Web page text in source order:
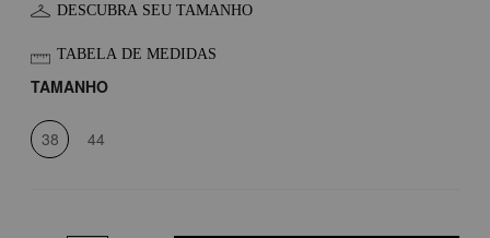
DESCUBRA SEU TAMANHO
TABELA DE MEDIDAS
TAMANHO
38 44